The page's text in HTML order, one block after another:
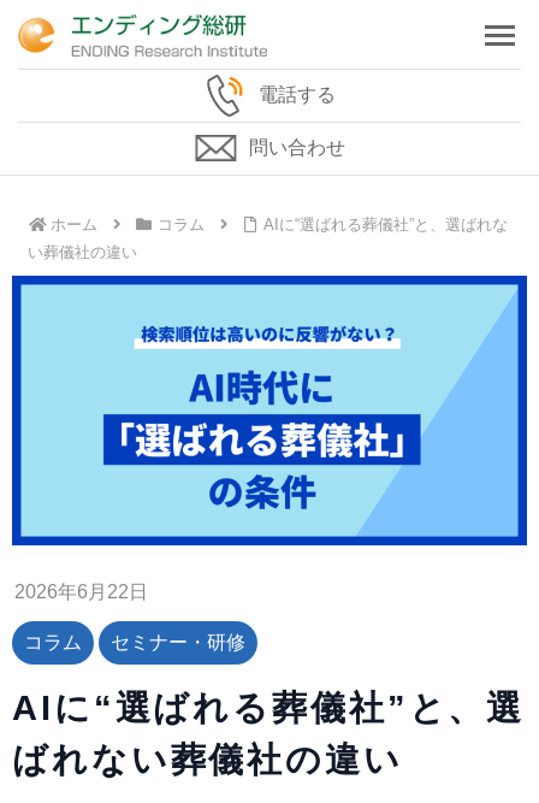
電話する
問い合わせ
ホーム コラム
AIに“選ばれる葬儀社”と、選ばれな
い葬儀社の違い
2026年6月22日
コラム セミナー・研修
AIに“選ばれる葬儀社”と、選
ばれない葬儀社の違い